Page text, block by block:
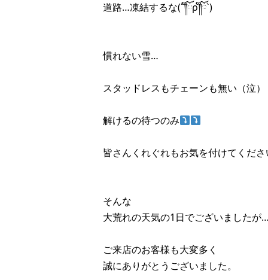
道路…凍結するな(´༎ຶོρ༎ຶོ`)
慣れない雪…
スタッドレスもチェーンも無い（泣）
解けるの待つのみ
皆さんくれぐれもお気を付けてくだ
そんな
大荒れの天気の1日でございましたが
ご来店のお客様も大変多く
誠にありがとうございました。